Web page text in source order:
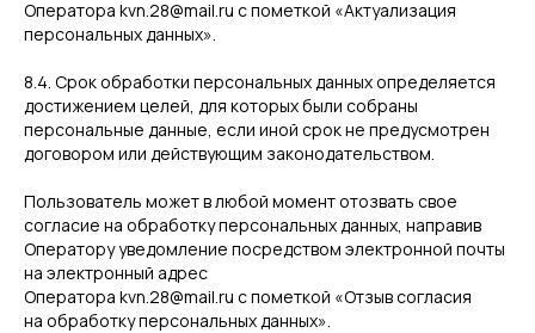
Оператора kvn.28@mail.ru с пометкой «Актуализация
персональных данных».
8.4. Срок обработки персональных данных определяется
достижением целей, для которых были собраны
персональные данные, если иной срок не предусмотрен
договором или действующим законодательством.
Пользователь может в любой момент отозвать свое
согласие на обработку персональных данных, направив
Оператору уведомление посредством электронной почты
на электронный адрес
Оператора kvn.28@mail.ru с пометкой «Отзыв согласия
на обработку персональных данных».